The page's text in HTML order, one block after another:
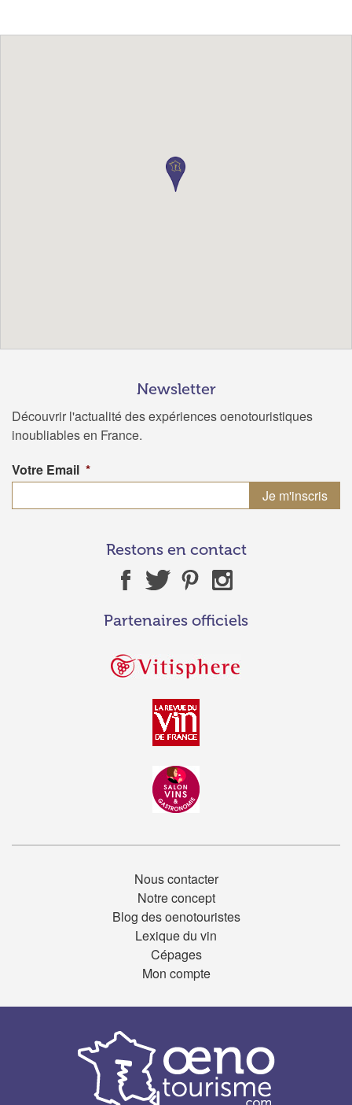
Newsletter
Découvrir l'actualité des expériences oenotouristiques
inoubliables en France.
Votre Email *
Restons en contact
Partenaires officiels
Nous contacter
Notre concept
Blog des oenotouristes
Lexique du vin
Cépages
Mon compte